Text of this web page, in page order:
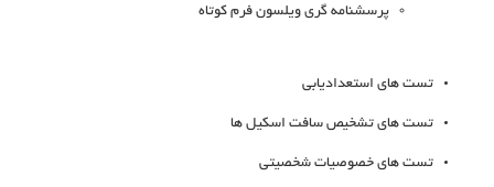
پرسشنامه گری ویلسون فرم کوتاه
تست های استعدادیابی
تست های تشخیص سافت اسکیل ها
تست های خصوصیات شخصیتی